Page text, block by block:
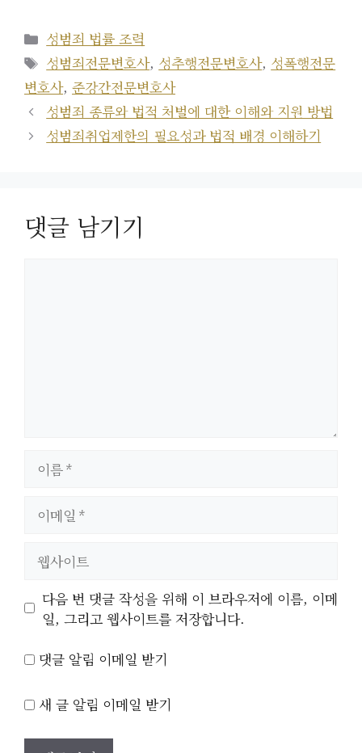
카
테
고
리
성범죄 법률 조력
태
그
성범죄전문변호사, 성추행전문변호사, 성폭행전문
변호사, 준강간전문변호사
성범죄 종류와 법적 처벌에 대한 이해와 지원 방법
성범죄취업제한의 필요성과 법적 배경 이해하기
댓글 남기기
트
다음 번 댓글 작성을 위해 이 브라우저에 이름, 이메
일, 그리고 웹사이트를 저장합니다.
댓글 알림 이메일 받기
새 글 알림 이메일 받기